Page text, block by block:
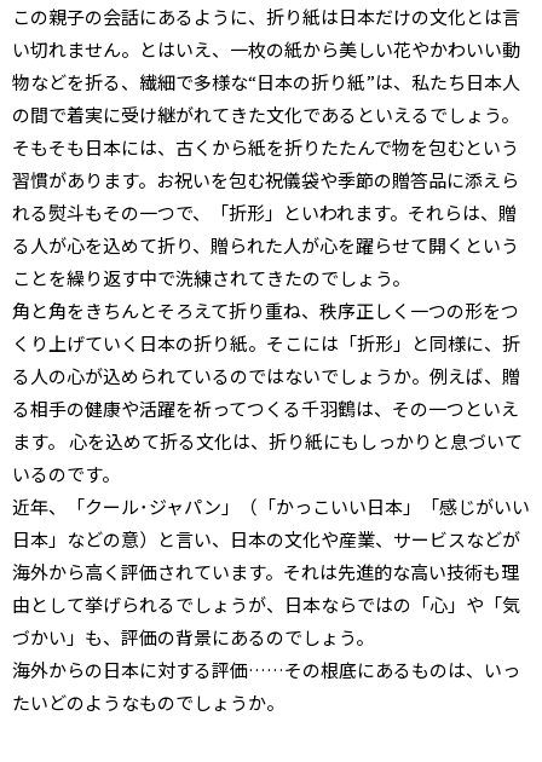
この親子の会話にあるように、折り紙は日本だけの文化とは言
い切れません。とはいえ、一枚の紙から美しい花やかわいい動
物などを折る、繊細で多様な“日本の折り紙”は、私たち日本人
の間で着実に受け継がれてきた文化であるといえるでしょう。
そもそも日本には、古くから紙を折りたたんで物を包むという
習慣があります。お祝いを包む祝儀袋や季節の贈答品に添えら
れる熨斗もその一つで、「折形」といわれます。それらは、贈
る人が心を込めて折り、贈られた人が心を躍らせて開くという
ことを繰り返す中で洗練されてきたのでしょう。
角と角をきちんとそろえて折り重ね、秩序正しく一つの形をつ
くり上げていく日本の折り紙。そこには「折形」と同様に、折
る人の心が込められているのではないでしょうか。例えば、贈
る相手の健康や活躍を祈ってつくる千羽鶴は、その一つといえ
ます。 心を込めて折る文化は、折り紙にもしっかりと息づいて
いるのです。
近年、「クール･ジャパン」（「かっこいい日本」「感じがいい
日本」などの意）と言い、日本の文化や産業、サービスなどが
海外から高く評価されています。それは先進的な高い技術も理
由として挙げられるでしょうが、日本ならではの「心」や「気
づかい」も、評価の背景にあるのでしょう。
海外からの日本に対する評価……その根底にあるものは、いっ
たいどのようなものでしょうか。